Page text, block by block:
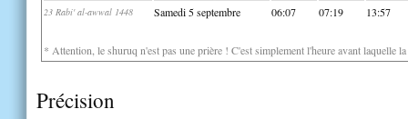
23 Rabi' al-awwal 1448 Samedi 5 septembre 06:07 07:19 13:57
* Attention, le shuruq n'est pas une prière ! C'est simplement l'heure avant laquelle
Précision